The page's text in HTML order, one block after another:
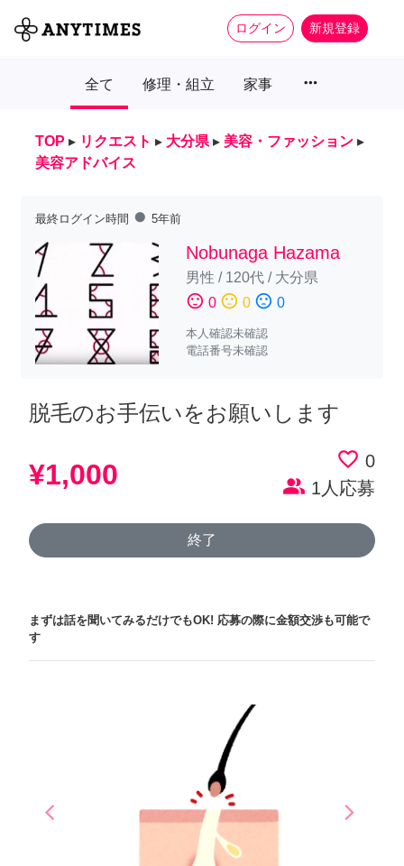
ログイン 新規登録
全て 修理・組立 家事 more_horiz
TOP ▸ リクエスト ▸ 大分県 ▸ 美容・ファッション ▸
美容アドバイス
最終ログイン時間 fiber_manual_record 5年前
Nobunaga Hazama
男性 / 120代/ 大分県
sentiment_satisfied 0 sentiment_neutral 0 sentiment_dissatisfied 0
本人確認未確認
電話番号未確認
脱毛のお手伝いをお願いします
¥1,000 favorite_border 0
people_alt 1人応募
終了
まずは話を聞いてみるだけでもOK! 応募の際に金額交渉も可能で
す
arrow_back_iosPrevious arrow_forward_iosNext